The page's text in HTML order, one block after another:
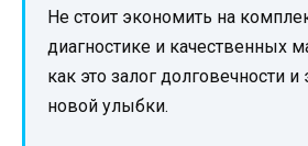
Не стоит экономить на
диагностике и качественных
как это залог долговечности
новой улыбки.